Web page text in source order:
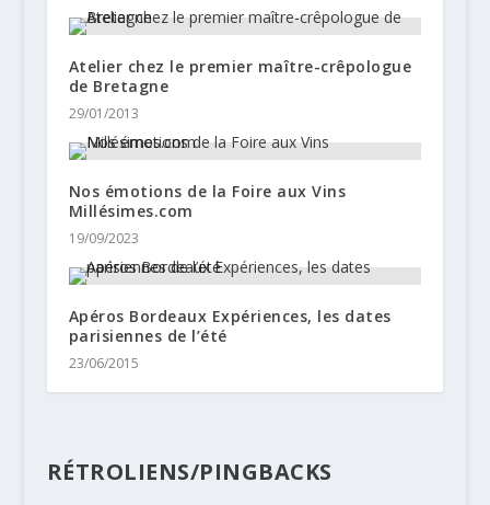
Atelier chez le premier maître-crêpologue
de Bretagne
29/01/2013
Nos émotions de la Foire aux Vins
Millésimes.com
19/09/2023
Apéros Bordeaux Expériences, les dates
parisiennes de l’été
23/06/2015
RÉTROLIENS/PINGBACKS